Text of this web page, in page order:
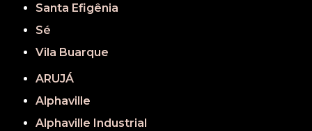
Santa Efigênia
Sé
Vila Buarque
ARUJÁ
Alphaville
Alphaville Industrial